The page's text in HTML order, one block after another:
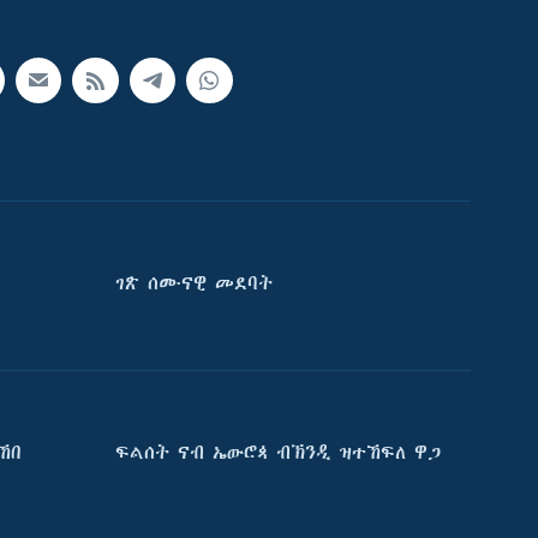
ገጽ ሰሙናዊ መደባት
ፍልሰት ናብ ኤውሮጳ ብኽንዲ ዝተኸፍለ ዋጋ